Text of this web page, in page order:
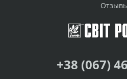
+38 (067)